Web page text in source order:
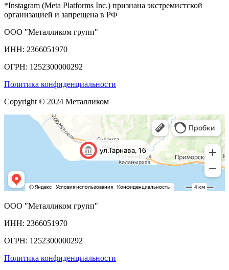
*Instagram (Meta Platforms Inc.) признана экстремистской
организацией и запрещена в РФ
ООО "Металликом групп"
ИНН: 2366051970
ОГРН: 1252300000292
Политика конфиденциальности
Copyright © 2024 Металликом
ООО "Металликом групп"
ИНН: 2366051970
ОГРН: 1252300000292
Политика конфиденциальности